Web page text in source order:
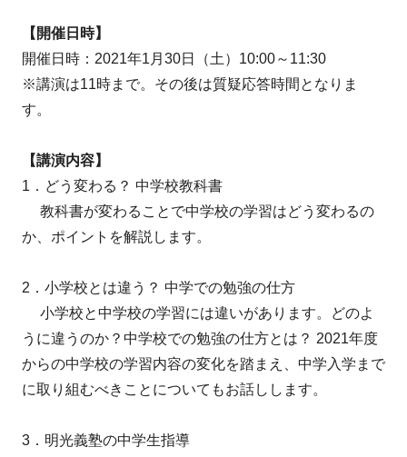
【開催日時】
開催日時：2021年1月30日（土）10:00～11:30
※講演は11時まで。その後は質疑応答時間となりま
す。
【講演内容】
1．どう変わる？ 中学校教科書
教科書が変わることで中学校の学習はどう変わるの
か、ポイントを解説します。
2．小学校とは違う？ 中学での勉強の仕方
小学校と中学校の学習には違いがあります。どのよ
うに違うのか？中学校での勉強の仕方とは？ 2021年度
からの中学校の学習内容の変化を踏まえ、中学入学まで
に取り組むべきことについてもお話しします。
3．明光義塾の中学生指導